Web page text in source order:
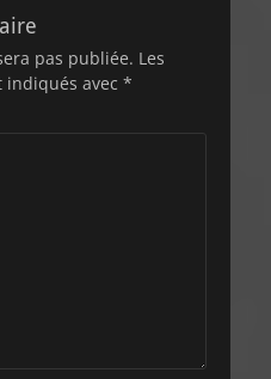
pas publiée. Les
indiqués avec *